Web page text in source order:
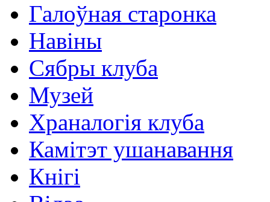
Галоўная старонка
Навіны
Сябры клуба
Музей
Храналогія клуба
Камітэт ушанавання
Кнігі